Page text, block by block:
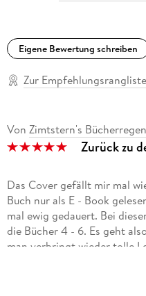
Eigene Bewertung schreiben
Zur Empfehlungsrangliste
Von Zimtstern's
Zurück zu
Das Cover gefällt mir mal
Buch nur als E - Book
mal ewig gedauert. Bei
die Bücher 4 - 6. Es geht
man verbringt wieder tolle